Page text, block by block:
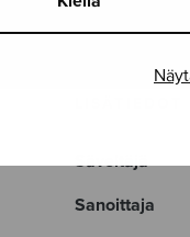
Säveltäjä
Sanoittaja